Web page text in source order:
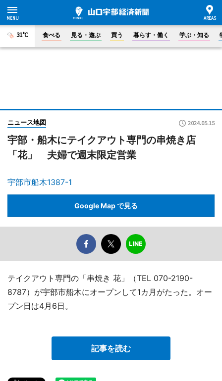
31°C 食べる 見る・遊ぶ 買う 暮らす・働く 学ぶ・知る
ニュース地図 2024.05.15
宇部・船木にテイクアウト専門の串焼き店
「花」 夫婦で週末限定営業
宇部市船木1387-1
Google Map で見る
テイクアウト専門の「串焼き 花」（TEL 070-2190-
8787）が宇部市船木にオープンして1カ月がたった。オー
プン日は4月6日。
記事を読む